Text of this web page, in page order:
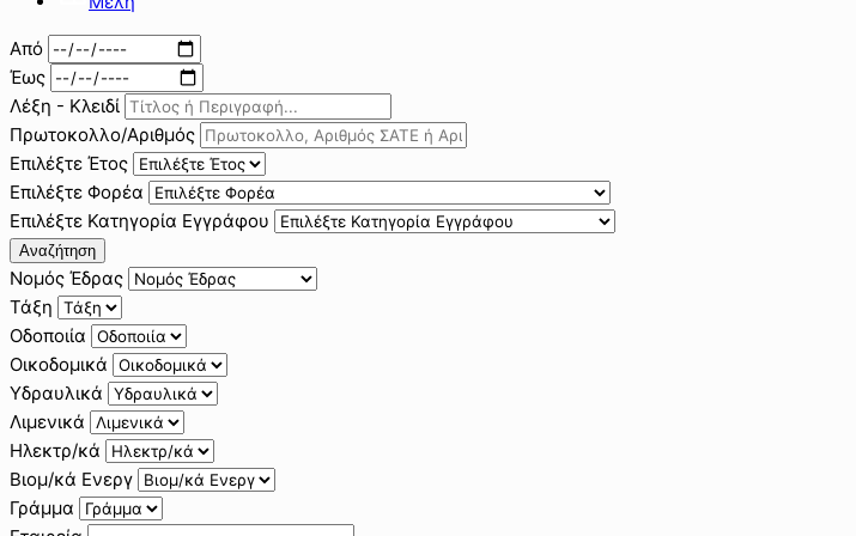
Από
Έως
Λέξη - Κλειδί
Πρωτοκολλο/Αριθμός
Επιλέξτε Έτος
Επιλέξτε Φορέα
Επιλέξτε Κατηγορία Εγγράφου
Αναζήτηση
Νομός Έδρας
Τάξη
Οδοποιία
Οικοδομικά
Υδραυλικά
Λιμενικά
Ηλεκτρ/κά
Βιομ/κά Ενεργ
Γράμμα